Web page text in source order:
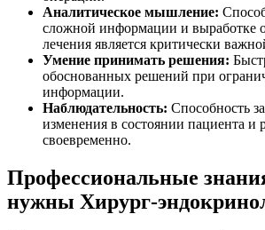
Аналитическое мышление:
сложной информации и выработке
лечения является критически
Умение принимать решения:
обоснованных решений при
информации.
Наблюдательность: Способность
изменения в состоянии пациента и
своевременно.
Профессиональные
нужны Хирург-